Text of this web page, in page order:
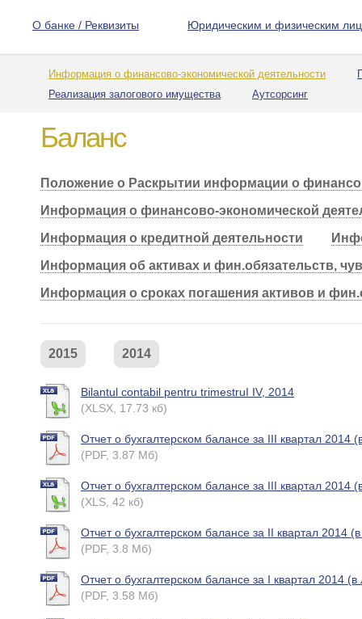
О банке / Реквизиты Юридическим и физическим
Информация о финансово-экономической деятельности
Реализация залогового имущества
Аутсорсинг
Баланс
Положение о Раскрытии информации о
Информация о финансово-экономической
Информация о кредитной деятельности
Информация об активах и фин.обязательств,
Информация о сроках погашения активов и
2015 2014
Bilantul contabil pentru trimestruI IV, 2014
(XLSX, 17.73 кб)
Отчет о бухгалтерском балансе за III квартал 2014
(PDF, 3.87 Мб)
Отчет о бухгалтерском балансе за III квартал 2014
(XLS, 42 кб)
Отчет о бухгалтерском балансе за II квартал 2014
(PDF, 3.8 Мб)
Отчет о бухгалтерском балансе за I квартал 2014 (в
(PDF, 3.58 Мб)